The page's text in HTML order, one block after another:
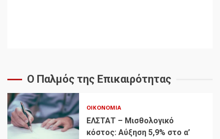
Ο Παλμός της Επικαιρότητας
ΟΙΚΟΝΟΜΊΑ
ΕΛΣΤΑΤ – Μισθολογικό
κόστος: Αύξηση 5,9% στο α’